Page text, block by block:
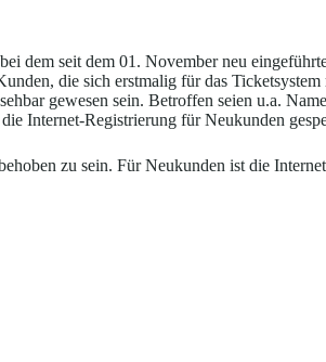
dem seit dem 01. November neu
die sich erstmalig für das Ticketsystem
gewesen sein. Betroffen seien u.a.
Internet-Registrierung für Neukunden
zu sein. Für Neukunden ist die